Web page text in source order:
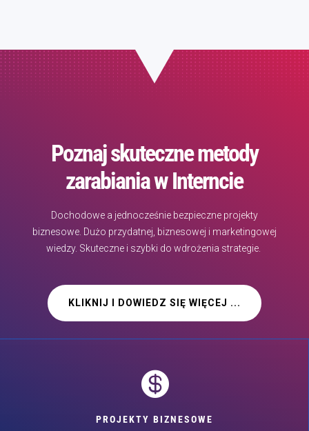
Poznaj skuteczne metody
zarabiania w Interncie
Dochodowe a jednocześnie bezpieczne projekty
biznesowe. Dużo przydatnej, biznesowej i marketingowej
wiedzy. Skuteczne i szybki do wdrożenia strategie.
KLIKNIJ I DOWIEDZ SIĘ WIĘCEJ ...

PROJEKTY BIZNESOWE